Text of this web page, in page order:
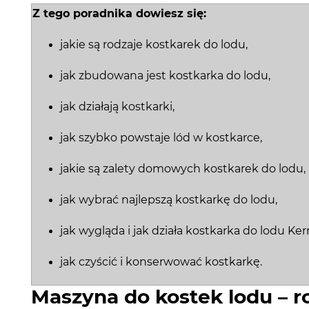
Z tego poradnika dowiesz się:
jakie są rodzaje kostkarek do lodu,
jak zbudowana jest kostkarka do lodu,
jak działają kostkarki,
jak szybko powstaje lód w kostkarce,
jakie są zalety domowych kostkarek do lodu,
jak wybrać najlepszą kostkarkę do lodu,
jak wygląda i jak działa kostkarka do lodu
jak czyścić i konserwować kostkarkę.
Maszyna do kostek lodu –